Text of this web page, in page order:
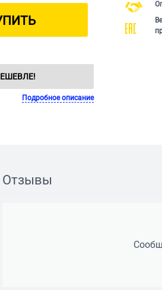
Подробное описание
Отзывы